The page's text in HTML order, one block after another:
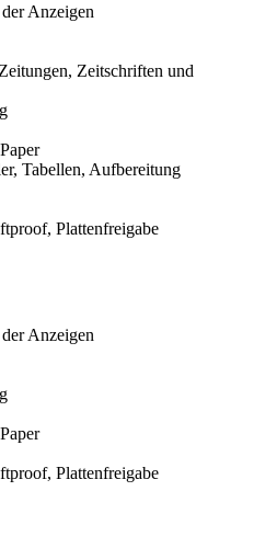
Anzeigen
Zeitschriften und
Tabellen, Aufbereitung
Plattenfreigabe
Anzeigen
Plattenfreigabe